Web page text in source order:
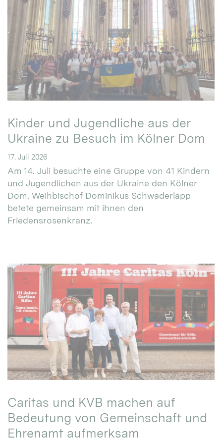
Kinder und Jugendliche aus der
Ukraine zu Besuch im Kölner Dom
17. Juli 2026
Am 14. Juli besuchte eine Gruppe von 41 Kindern
und Jugendlichen aus der Ukraine den Kölner
Dom. Weihbischof Dominikus Schwaderlapp
betete gemeinsam mit ihnen den
Friedensrosenkranz.
Caritas und KVB machen auf
Bedeutung von Gemeinschaft und
Ehrenamt aufmerksam